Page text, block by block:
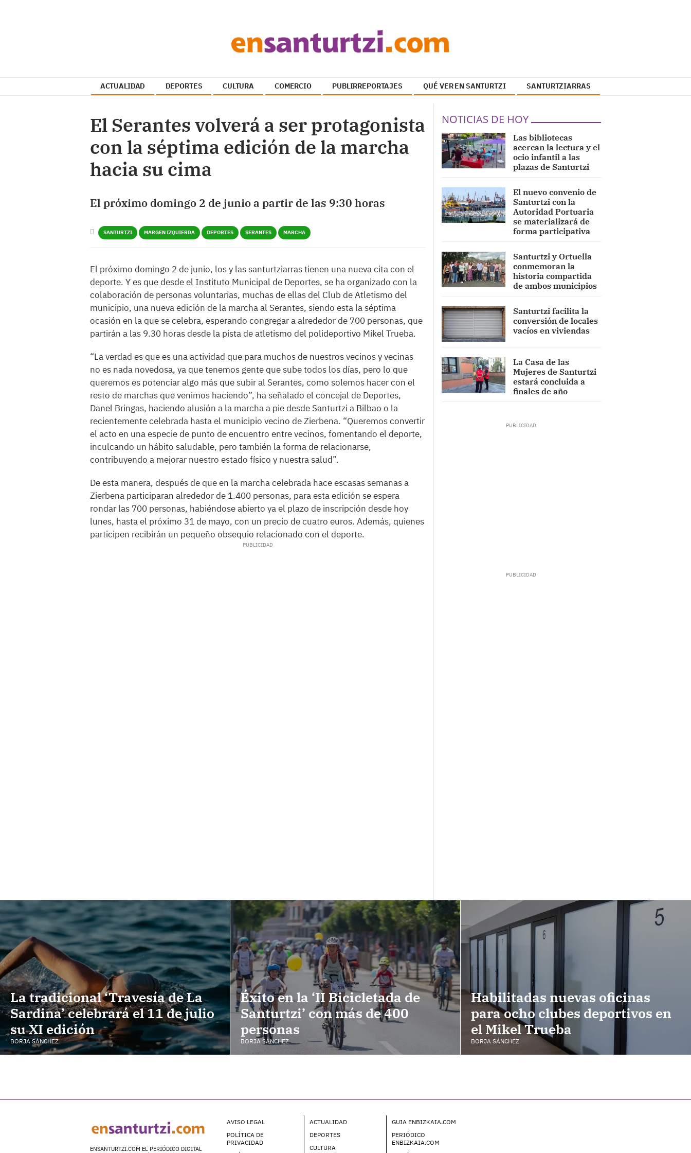
ACTUALIDAD DEPORTES CULTURA COMERCIO PUBLIRREPORTAJES QUÉ VER EN SANTURTZI SANTURTZIARRAS
El Serantes volverá a ser protagonista
con la séptima edición de la marcha
hacia su cima
El próximo domingo 2 de junio a partir de las 9:30 horas
SANTURTZI MARGEN IZQUIERDA DEPORTES SERANTES MARCHA
El próximo domingo 2 de junio, los y las santurtziarras tienen una nueva cita con el
deporte. Y es que desde el Instituto Municipal de Deportes, se ha organizado con la
colaboración de personas voluntarias, muchas de ellas del Club de Atletismo del
municipio, una nueva edición de la marcha al Serantes, siendo esta la séptima
ocasión en la que se celebra, esperando congregar a alrededor de 700 personas, que
partirán a las 9.30 horas desde la pista de atletismo del polideportivo Mikel Trueba.
“La verdad es que es una actividad que para muchos de nuestros vecinos y vecinas
no es nada novedosa, ya que tenemos gente que sube todos los días, pero lo que
queremos es potenciar algo más que subir al Serantes, como solemos hacer con el
resto de marchas que venimos haciendo”, ha señalado el concejal de Deportes,
Danel Bringas, haciendo alusión a la marcha a pie desde Santurtzi a Bilbao o la
recientemente celebrada hasta el municipio vecino de Zierbena. “Queremos convertir
el acto en una especie de punto de encuentro entre vecinos, fomentando el deporte,
inculcando un hábito saludable, pero también la forma de relacionarse,
contribuyendo a mejorar nuestro estado físico y nuestra salud”.
De esta manera, después de que en la marcha celebrada hace escasas semanas a
Zierbena participaran alrededor de 1.400 personas, para esta edición se espera
rondar las 700 personas, habiéndose abierto ya el plazo de inscripción desde hoy
lunes, hasta el próximo 31 de mayo, con un precio de cuatro euros. Además, quienes
participen recibirán un pequeño obsequio relacionado con el deporte.
NOTICIAS DE HOY
Las bibliotecas
acercan la lectura y el
ocio infantil a las
plazas de Santurtzi
El nuevo convenio de
Santurtzi con la
Autoridad Portuaria
se materializará de
forma participativa
Santurtzi y Ortuella
conmemoran la
historia compartida
de ambos municipios
Santurtzi facilita la
conversión de locales
vacíos en viviendas
La Casa de las
Mujeres de Santurtzi
estará concluida a
finales de año
La tradicional ‘Travesía de La
Sardina’ celebrará el 11 de julio
su XI edición
BORJA SÁNCHEZ
Éxito en la ‘II Bicicletada de
Santurtzi’ con más de 400
personas
BORJA SÁNCHEZ
Habilitadas nuevas oficinas
para ocho clubes deportivos en
el Mikel Trueba
BORJA SÁNCHEZ
ENSANTURTZI.COM EL PERIÓDICO DIGITAL
AVISO LEGAL
POLÍTICA DE
PRIVACIDAD
ACTUALIDAD
DEPORTES
CULTURA
GUIA ENBIZKAIA.COM
PERIÓDICO
ENBIZKAIA.COM